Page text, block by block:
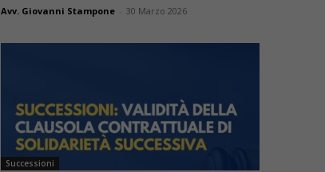
Avv. Giovanni Stampone 30 Marzo 2026
Successioni